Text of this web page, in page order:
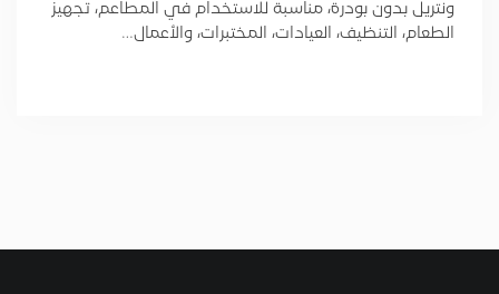
ونتريل بدون بودرة، مناسبة للاستخدام في المطاعم، تجهيز
الطعام، التنظيف، العيادات، المختبرات، والأعمال…